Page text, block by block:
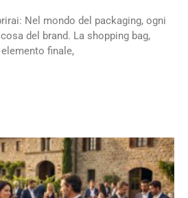
Nel mondo del packaging, ogni
del brand. La shopping bag,
finale,